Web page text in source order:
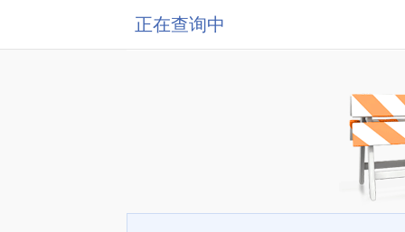
正在查询中